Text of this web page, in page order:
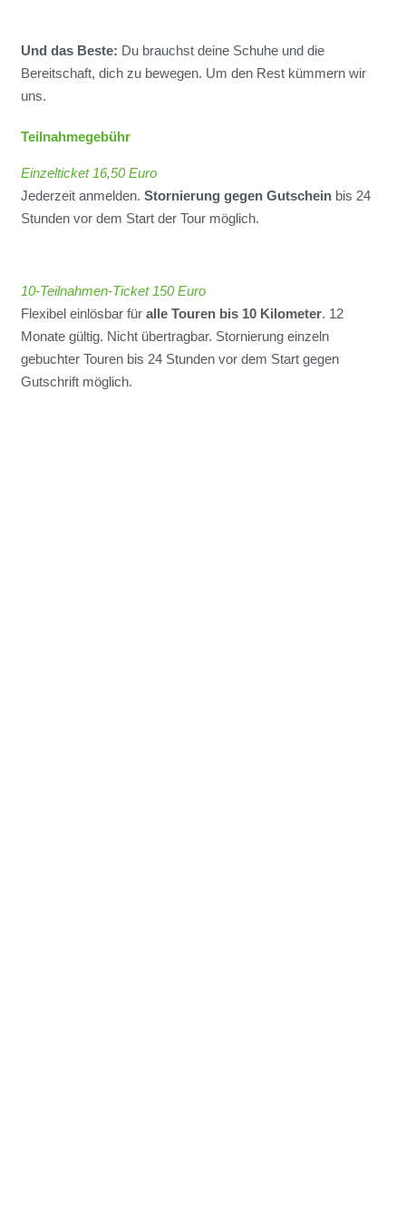
Und das Beste: Du brauchst deine Schuhe und die
Bereitschaft, dich zu bewegen. Um den Rest kümmern wir
uns.
Teilnahmegebühr
Einzelticket 16,50 Euro
Jederzeit anmelden. Stornierung gegen Gutschein bis 24
Stunden vor dem Start der Tour möglich.
10-Teilnahmen-Ticket 150 Euro
Flexibel einlösbar für alle Touren bis 10 Kilometer. 12
Monate gültig. Nicht übertragbar. Stornierung einzeln
gebuchter Touren bis 24 Stunden vor dem Start gegen
Gutschrift möglich.